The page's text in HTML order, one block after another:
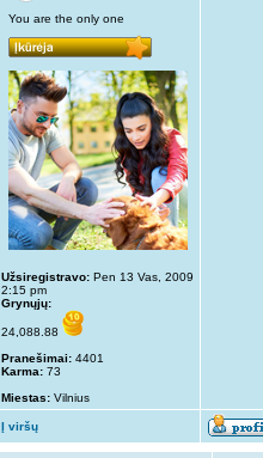
You are the only one
Užsiregistravo: Pen 13 Vas, 2009
2:15 pm
Grynųjų:
24,088.88
Pranešimai: 4401
Karma: 73
Miestas: Vilnius
Į viršų